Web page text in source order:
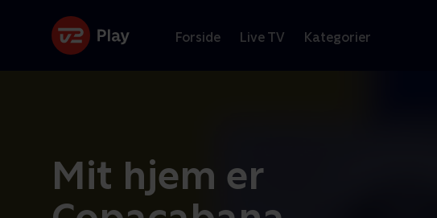
Forside Live TV Kategorier
Mit hjem er